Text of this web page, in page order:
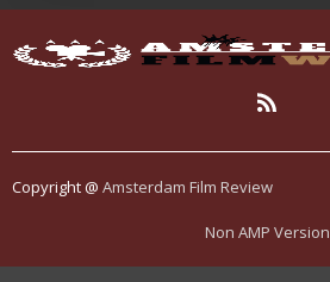
Copyright @ Amsterdam Film Review
Non AMP Version